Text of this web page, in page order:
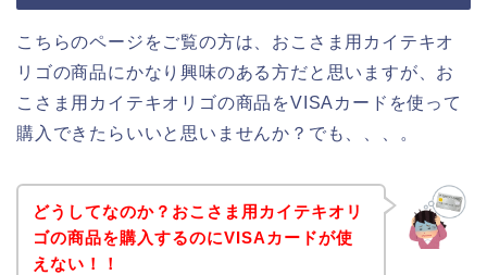
こちらのページをご覧の方は、おこさま用カイテキオ
リゴの商品にかなり興味のある方だと思いますが、お
こさま用カイテキオリゴの商品をVISAカードを使って
購入できたらいいと思いませんか？でも、、、。
どうしてなのか？おこさま用カイテキオリ
ゴの商品を購入するのにVISAカードが使
えない！！